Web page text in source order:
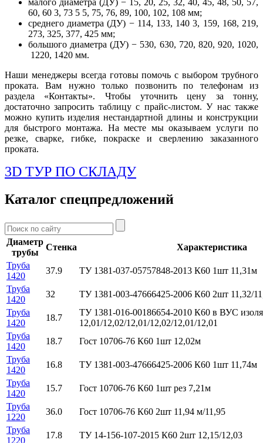
малого диаметра (ДУ) − 15, 20, 25, 32, 40, 45, 48, 50, 57,
60, 60 3, 73 5 5, 75, 76, 89, 100, 102, 108 мм;
среднего диаметра (ДУ) − 114, 133, 140 3, 159, 168, 219,
273, 325, 377, 425 мм;
большого диаметра (ДУ) − 530, 630, 720, 820, 920, 1020,
1220, 1420 мм.
Наши менеджеры всегда готовы помочь с выбором трубного
проката. Вам нужно только позвонить по телефонам из
раздела «Контакты». Чтобы уточнить цену за тонну,
достаточно запросить таблицу с прайс-листом. У нас также
можно купить изделия нестандартной длины и конструкции
для быстрого монтажа. На месте мы оказываем услуги по
резке, сварке, гибке, покраске и сверлению заказанного
проката.
3D ТУР ПО СКЛАДУ
Каталог спецпредложений
Диаметр
трубы
Стенка
Характеристика
Труба
1420
37.9
ТУ 1381-037-05757848-2013 К60 1шт 11,31м
Труба
1420
32
ТУ 1381-003-47666425-2006 К60 2шт 11,32/
Труба
1420
18.7
ТУ 1381-016-00186654-2010 К60 в ВУС
12,01/12,02/12,01/12,02/12,01/12,01
Труба
1420
18.7
Гост 10706-76 К60 1шт 12,02м
Труба
1420
16.8
ТУ 1381-003-47666425-2006 К60 1шт 11,74м
Труба
1420
15.7
Гост 10706-76 К60 1шт рез 7,21м
Труба
1220
36.0
Гост 10706-76 К60 2шт 11,94 м/11,95
Труба
1220
17.8 ТУ 14-156-107-2015 К60 2шт 12,15/12,03